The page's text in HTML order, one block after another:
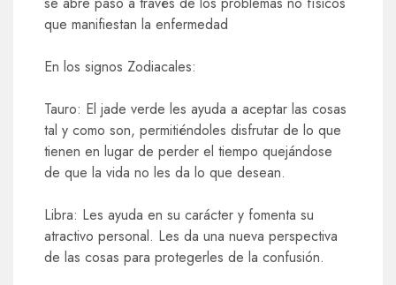
que manifiestan la enfermedad
En los signos Zodiacales:
Tauro: El jade verde les ayuda a aceptar las cosas
tal y como son, permitiéndoles disfrutar de lo que
tienen en lugar de perder el tiempo quejándose
de que la vida no les da lo que desean.
Libra: Les ayuda en su carácter y fomenta su
atractivo personal. Les da una nueva perspectiva
de las cosas para protegerles de la confusión.